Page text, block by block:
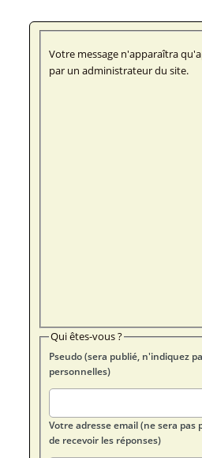
Votre message n'apparaîtra
par un administrateur du site.
Qui êtes-vous ?
Pseudo (sera publié, n'indiquez
personnelles)
Votre adresse email (ne sera pas
de recevoir les réponses)